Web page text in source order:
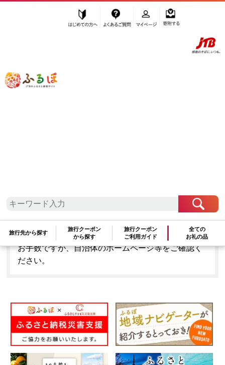
ふるぽ JTBのふるさと納税サイト
旅行先から探す
旅行クーポン
から探す
旅行クーポン
ご利用ガイド
全ての
お礼の品
「和歌山県湯浅町」はふるぽからお申込みをするこ
とはできません。
お手数ですが、自治体のホームページ等をご確認く
ださい。